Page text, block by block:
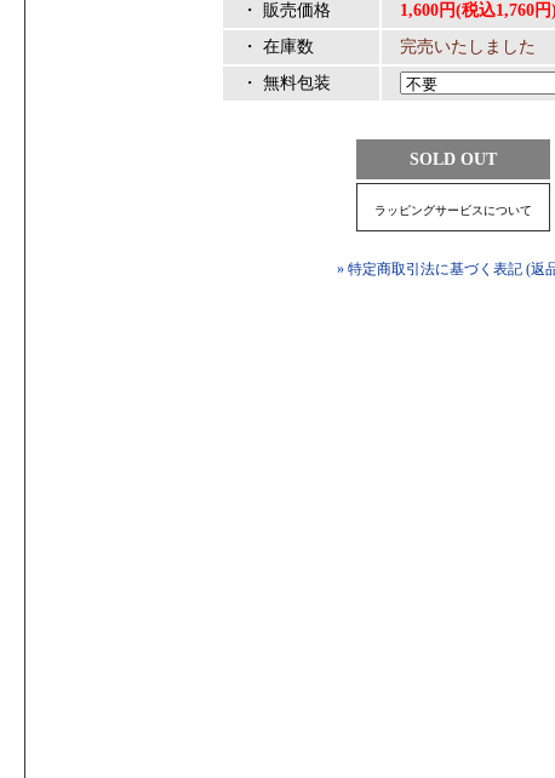
・ 販売価格
1,600円(税込1,760円
・ 在庫数
完売いたしました
・ 無料包装
SOLD OUT
ラッピングサービスについて
» 特定商取引法に基づく表記 (返